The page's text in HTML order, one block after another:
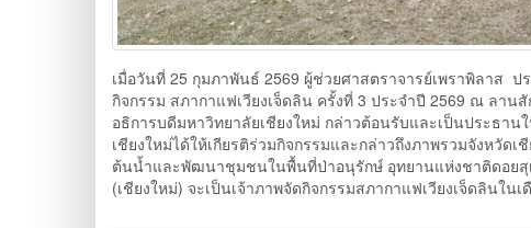
เมื่อวันที่ 25 กุมภาพันธ์ 2569 ผู้ช่วยศาสตราจารย์เพราพิลาส
กิจกรรม สภากาแฟเวียงเจ็ดลิน ครั้งที่ 3 ประจำปี 2569 ณ ลา
อธิการบดีมหาวิทยาลัยเชียงใหม่ กล่าวต้อนรับและเป็นประธา
เชียงใหม่ได้ให้เกียรติร่วมกิจกรรมและกล่าวถึงภาพรวมจังหวัด
ต้นน้ำและพัฒนาชุมชนในพื้นที่ป่าอนุรักษ์ อุทยานแห่งชาติดอย
(เชียงใหม่) จะเป็นเจ้าภาพจัดกิจกรรมสภากาแฟเวียงเจ็ดลินใน